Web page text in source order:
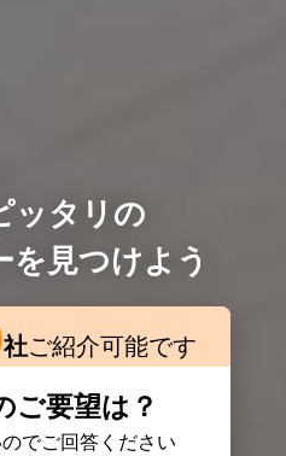
ッタリの
見つけよう
社ご紹介可能です
ご要望は？
でご回答ください